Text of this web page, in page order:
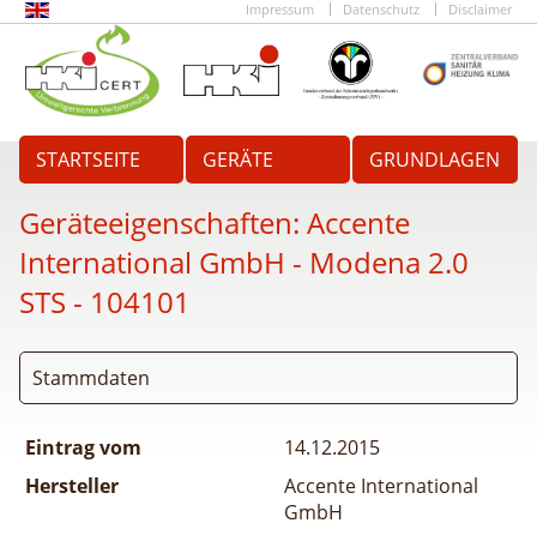
Impressum Datenschutz Disclaimer
STARTSEITE GERÄTE GRUNDLAGEN
Geräteeigenschaften: Accente
International GmbH - Modena 2.0
STS - 104101
Stammdaten
Eintrag vom
14.12.2015
Hersteller
Accente International
GmbH